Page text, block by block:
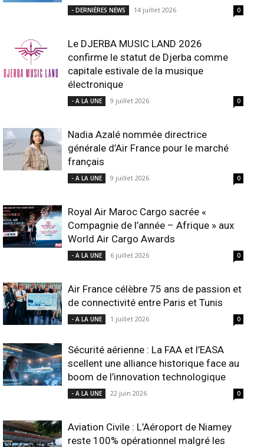
- DERNIÈRES NEWS 14 juillet 2026 0
Le DJERBA MUSIC LAND 2026
confirme le statut de Djerba comme
capitale estivale de la musique
électronique
- A LA UNE 9 juillet 2026 0
Nadia Azalé nommée directrice
générale d’Air France pour le marché
français
- A LA UNE 9 juillet 2026 0
Royal Air Maroc Cargo sacrée «
Compagnie de l’année – Afrique » aux
World Air Cargo Awards
- A LA UNE 6 juillet 2026 0
Air France célèbre 75 ans de passion et
de connectivité entre Paris et Tunis
- A LA UNE 1 juillet 2026 0
Sécurité aérienne : La FAA et l’EASA
scellent une alliance historique face au
boom de l’innovation technologique
- A LA UNE 22 juin 2026 0
Aviation Civile : L’Aéroport de Niamey
reste 100% opérationnel malgré les